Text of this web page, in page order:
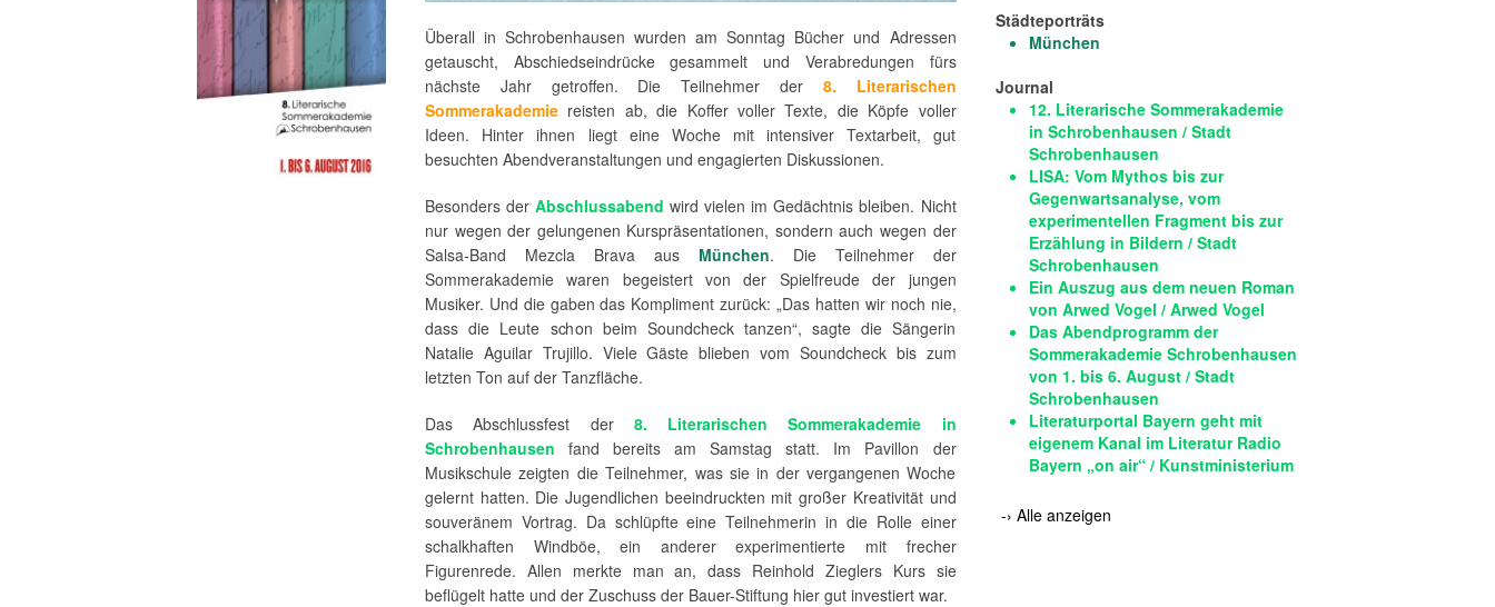
Überall in Schrobenhausen wurden am Sonntag Bücher und Adressen
getauscht, Abschiedseindrücke gesammelt und Verabredungen fürs
nächste Jahr getroffen. Die Teilnehmer der 8. Literarischen
Sommerakademie reisten ab, die Koffer voller Texte, die Köpfe voller
Ideen. Hinter ihnen liegt eine Woche mit intensiver Textarbeit, gut
besuchten Abendveranstaltungen und engagierten Diskussionen.
Besonders derAbschlussabend wird vielen im Gedächtnis bleiben. Nicht
nur wegen der gelungenen Kurspräsentationen, sondern auch wegen der
Salsa-Band Mezcla Brava aus München. Die Teilnehmer der
Sommerakademie waren begeistert von der Spielfreude der jungen
Musiker. Und die gaben das Kompliment zurück: „Das hatten wir noch nie,
dass die Leute schon beim Soundcheck tanzen“, sagte die Sängerin
Natalie Aguilar Trujillo. Viele Gäste blieben vom Soundcheck bis zum
letzten Ton auf der Tanzfläche.
Das Abschlussfest der 8. Literarischen Sommerakademie in
Schrobenhausen fand bereits am Samstag statt. Im Pavillon der
Musikschule zeigten die Teilnehmer, was sie in der vergangenen Woche
gelernt hatten. Die Jugendlichen beeindruckten mit großer Kreativität und
souveränem Vortrag. Da schlüpfte eine Teilnehmerin in die Rolle einer
schalkhaften Windböe, ein anderer experimentierte mit frecher
Figurenrede. Allen merkte man an, dass Reinhold Zieglers Kurs sie
beflügelt hatte und der Zuschuss der Bauer-Stiftung hier gut investiert war.
Städteporträts
München
Journal
12. Literarische Sommerakademie
in Schrobenhausen / Stadt
Schrobenhausen
LISA: Vom Mythos bis zur
Gegenwartsanalyse, vom
experimentellen Fragment bis zur
Erzählung in Bildern / Stadt
Schrobenhausen
Ein Auszug aus dem neuen Roman
von Arwed Vogel / Arwed Vogel
Das Abendprogramm der
Sommerakademie Schrobenhausen
von 1. bis 6. August / Stadt
Schrobenhausen
Literaturportal Bayern geht mit
eigenem Kanal im Literatur Radio
Bayern „on air“ / Kunstministerium
-› Alle anzeigen